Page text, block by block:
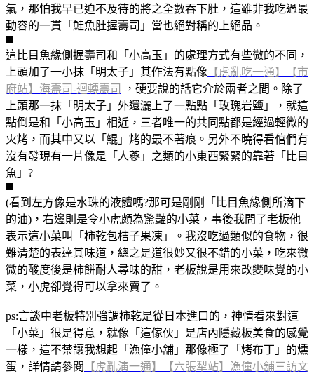
氣，那怕我早已迫不及待的將之全數吞下肚，這雖非我吃過最
動容的一貫「鮭魚肚握壽司」當也絕對稱的上絕品。
這比目魚緣側握壽司和「小高玉」的處理方式有些微的不同，
上頭加了一小抹「明太子」其作法有點像 【虎亂吃一通】【市
府站】海壽司-迴轉壽司
，硬要說的話它介於兩者之間。除了
上頭那一抹「明太子」外還灑上了一點點「玫瑰岩鹽」，就這
點倒是和「小高玉」相近，三者唯一的共同點都是經過輕微的
火烤，而其中又以「鯤」烤的最不著痕。另外不曉得看倌們有
沒有發現有一片像是「人蔘」之類的小東西緊緊的靠著「比目
魚」?
(看到左方像是水珠的液體嗎?那可是剛剛「比目魚緣側所滴下
的油)，右邊則是令小虎頗為驚豔的小菜，事後我問了老板他
表示這小菜叫「柿乾包桔子果凍」。我沒吃過類似的食物，很
難清楚的表達其味道，總之是道很妙又很不錯的小菜，吃來微
微的酸度後是柿餅耐人尋味的甜，老板說是用來改變味覺的小
菜，小虎卻覺得可以拿來賣了。
ps:言談中老板特別強調柿乾是從日本進口的，神情看來對這
「小菜」很是得意，就像「這傢伙」是店內隱藏板美食的感覺
一樣，這不禁讓我想起「漁僮小舖」那像極了「烤布丁」的燻
蛋，詳情請參閱
【虎亂演一通】【六張犁站】漁僮小舖三訪文